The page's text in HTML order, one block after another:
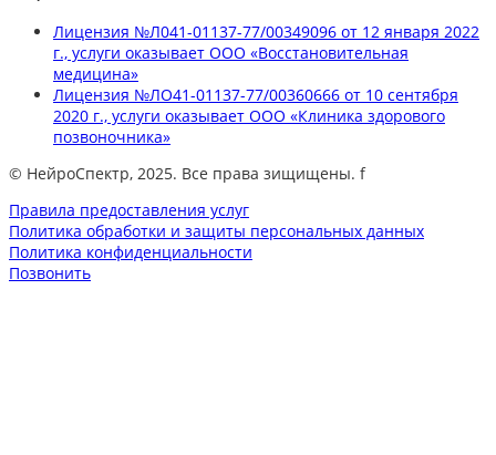
Лицензия №Л041-01137-77/00349096 от 12 января 2022
г., услуги оказывает ООО «Восстановительная
медицина»
Лицензия №ЛО41-01137-77/00360666 от 10 сентября
2020 г., услуги оказывает ООО «Клиника здорового
позвоночника»
© НейроСпектр, 2025. Все права зищищены. f
Правила предоставления услуг
Политика обработки и защиты персональных данных
Политика конфиденциальности
Позвонить